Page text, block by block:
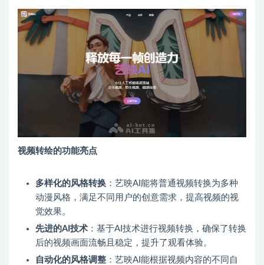
视频转绘的功能亮点
多样化的风格转换 ：艺映AI能将普通视频转换为多种
动漫风格，满足不同用户的创意需求，提高视频的视
觉效果。
先进的AI技术 ：基于AI技术进行视频转换，确保了转换
后的视频画面流畅且稳定，提升了观看体验。
自动化的风格调整 ：艺映AI能根据视频内容的不同自